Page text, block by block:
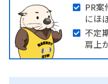
PR
にほ
不定
肩上